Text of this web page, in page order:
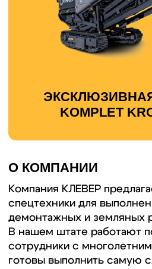
сотрудники с многолетним стажем и
готовы выполнить самую сложную
кратчайшие сроки!
Основное наше направление — это
зданий и подготовка участка к
облагораживания самого участка и
проведения зонирования.
здания/строения, мы выполним
зданий, уберём ненужную
бой бетона, бой кирпича,
древесину
— после всего вывезем строительный
с вашего участка, вывезем
— и, наконец, расчистим участок,
его и вы сможете начать
Будем рады сотрудничеству с Вами!